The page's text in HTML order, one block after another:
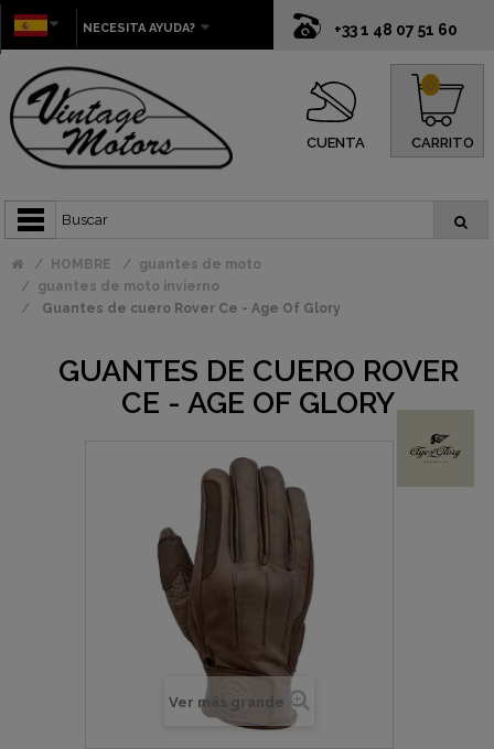
+33 1 48 07 51 60
NECESITA AYUDA?
CUENTA CARRITO
0
HOMBRE
guantes de moto
guantes de moto invierno
Guantes de cuero Rover Ce - Age Of Glory
GUANTES DE CUERO ROVER
CE - AGE OF GLORY
Ver más grande